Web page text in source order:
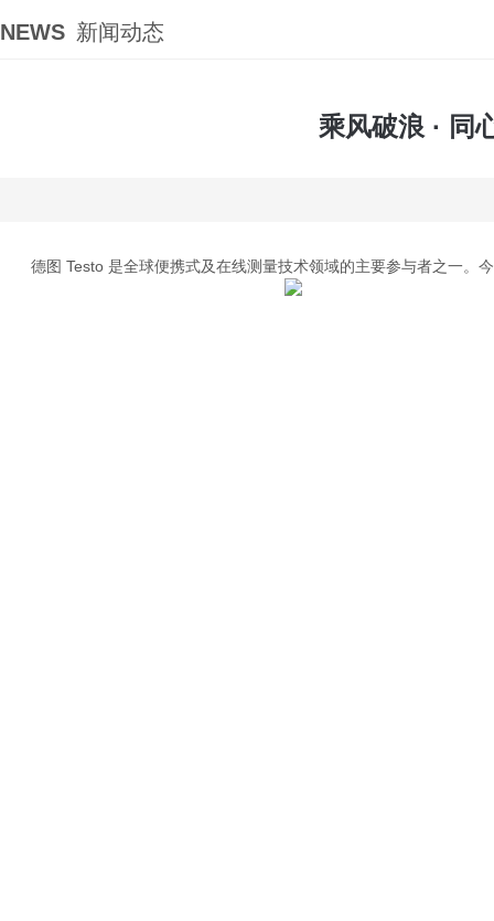
NEWS 新闻动态
乘风破浪 · 同
德图 Testo 是全球便携式及在线测量技术领域的主要参与者之一。